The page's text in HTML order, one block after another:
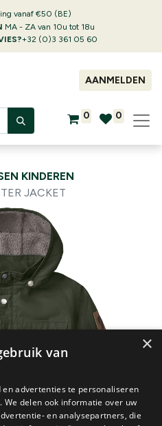
vanaf €50 (BE)
MA - ZA van 10u tot 18u
+32 (0)3 361 05 60
AANMELDEN
0 0
KINDEREN
JACKET
×
van
advertenties te personaliseren
delen ook informatie over uw
en analysepartners, die